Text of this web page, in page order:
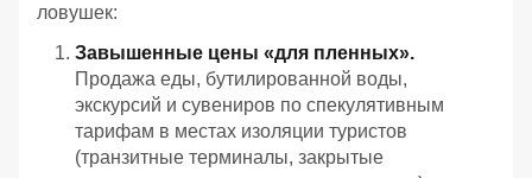
ловушек:
Завышенные цены «для пленных».
Продажа еды, бутилированной воды,
экскурсий и сувениров по спекулятивным
тарифам в местах изоляции туристов
(транзитные терминалы, закрытые